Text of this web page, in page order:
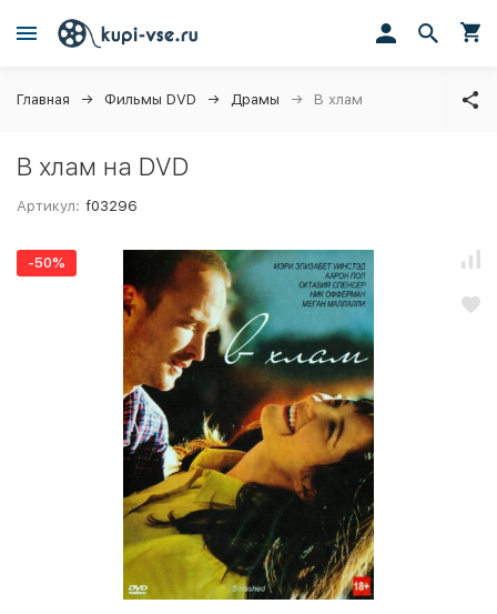
Главная Фильмы DVD Драмы В хлам
В хлам на DVD
Артикул: f03296
-50%